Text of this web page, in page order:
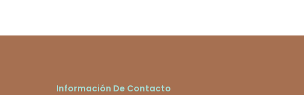
Información De Contacto